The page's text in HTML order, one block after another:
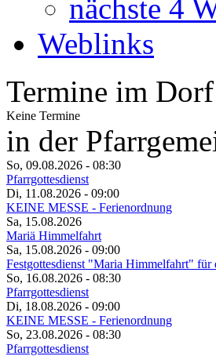
nächste 4
Weblinks
Termine im Dorf
Keine Termine
in der
So, 09.08.2026 - 08:30
Pfarrgottesdienst
Di, 11.08.2026 - 09:00
KEINE MESSE - Ferienordnung
Sa, 15.08.2026
Mariä Himmelfahrt
Sa, 15.08.2026 - 09:00
Festgottesdienst "Maria Himmelfahrt"
So, 16.08.2026 - 08:30
Pfarrgottesdienst
Di, 18.08.2026 - 09:00
KEINE MESSE - Ferienordnung
So, 23.08.2026 - 08:30
Pfarrgottesdienst